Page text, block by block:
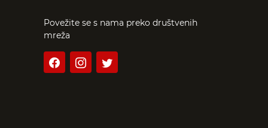
Povežite se s nama preko društvenih
mreža